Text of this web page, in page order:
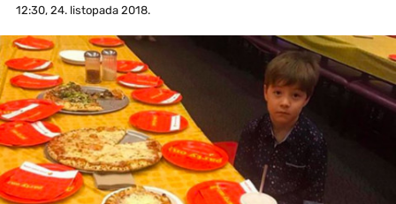
12:30, 24. listopada 2018.